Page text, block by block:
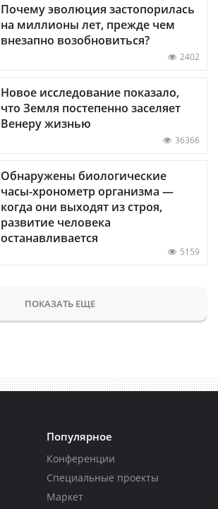
Почему эволюция застопорилась
на миллионы лет, прежде чем
внезапно возобновиться?
2402
Новое исследование показало,
что Земля постепенно заселяет
Венеру жизнью
36366
Обнаружены биологические
часы-хронометр организма —
когда они выходят из строя,
развитие человека
останавливается
5159
ПОКАЗАТЬ ЕЩЕ
Популярное
Конференции
Специальные проекты
Маркет